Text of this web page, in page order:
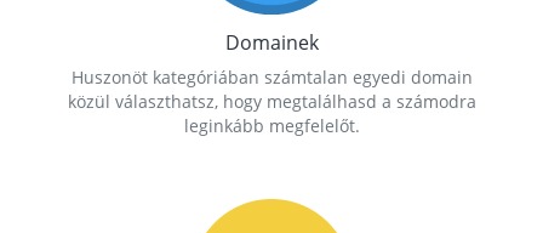
Domainek
Huszonöt kategóriában számtalan egyedi domain
közül választhatsz, hogy megtalálhasd a számodra
leginkább megfelelőt.